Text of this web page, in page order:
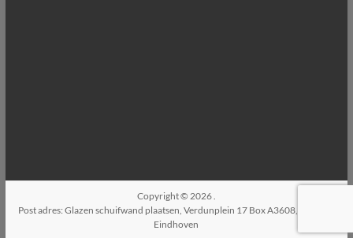
Copyright © 2026
Post adres: Glazen schuifwand plaatsen, Verdunplein 17 Box A3608, 5627SZ,
Eindhoven